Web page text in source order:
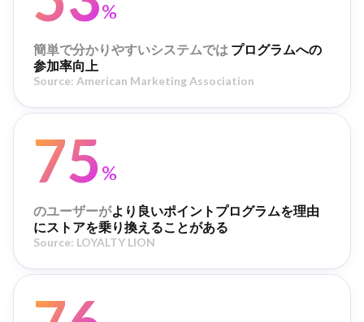
%
簡単で分かりやすいシステムでは プログラムへの
参加率向上
Source: American Marketing Association
75%
のユーザーがより良いポイントプログラムを理由
にストアを乗り換えることがある
Source: LOYALTY LION